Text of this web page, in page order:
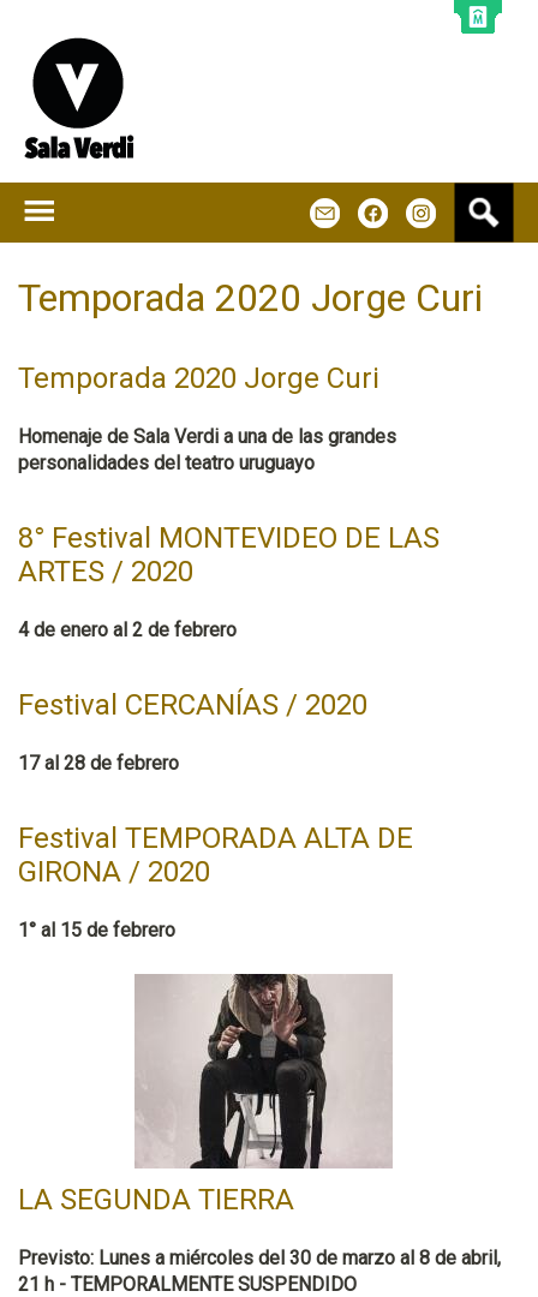
Temporada 2020 Jorge Curi
Temporada 2020 Jorge Curi
Homenaje de Sala Verdi a una de las grandes
personalidades del teatro uruguayo
8° Festival MONTEVIDEO DE LAS
ARTES / 2020
4 de enero al 2 de febrero
Festival CERCANÍAS / 2020
17 al 28 de febrero
Festival TEMPORADA ALTA DE
GIRONA / 2020
1° al 15 de febrero
LA SEGUNDA TIERRA
Previsto: Lunes a miércoles del 30 de marzo al 8 de abril,
21 h - TEMPORALMENTE SUSPENDIDO
s
a